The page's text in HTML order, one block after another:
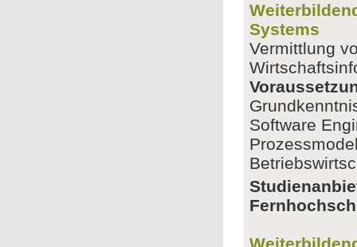
Systems
Vermittlung
Software